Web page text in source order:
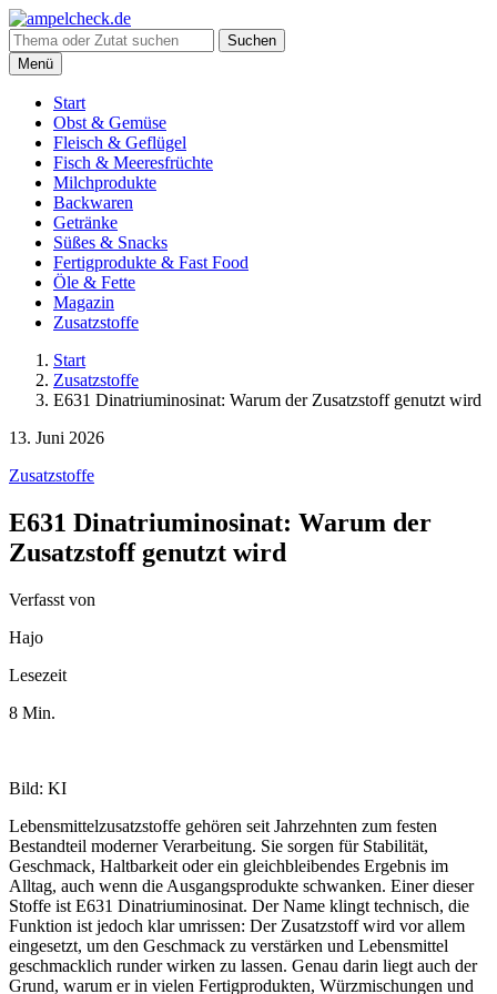
Suche
nach:
Suchen
Menü
Start
Obst & Gemüse
Fleisch & Geflügel
Fisch & Meeresfrüchte
Milchprodukte
Backwaren
Getränke
Süßes & Snacks
Fertigprodukte & Fast Food
Öle & Fette
Magazin
Zusatzstoffe
Start
Zusatzstoffe
E631 Dinatriuminosinat: Warum der Zusatzstoff genutzt wird
13. Juni 2026
Zusatzstoffe
E631 Dinatriuminosinat: Warum der
Zusatzstoff genutzt wird
Verfasst von
Hajo
Lesezeit
8 Min.
Bild: KI
Lebensmittelzusatzstoffe gehören seit Jahrzehnten zum festen
Bestandteil moderner Verarbeitung. Sie sorgen für Stabilität,
Geschmack, Haltbarkeit oder ein gleichbleibendes Ergebnis im
Alltag, auch wenn die Ausgangsprodukte schwanken. Einer dieser
Stoffe ist E631 Dinatriuminosinat. Der Name klingt technisch, die
Funktion ist jedoch klar umrissen: Der Zusatzstoff wird vor allem
eingesetzt, um den Geschmack zu verstärken und Lebensmittel
geschmacklich runder wirken zu lassen. Genau darin liegt auch der
Grund, warum er in vielen Fertigprodukten, Würzmischungen und